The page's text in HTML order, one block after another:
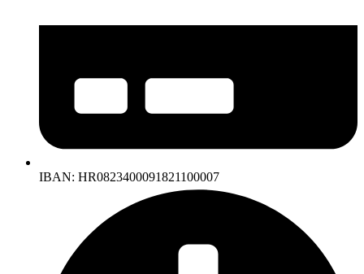
IBAN: HR0823400091821100007